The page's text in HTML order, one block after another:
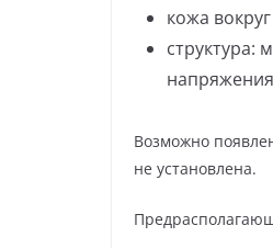
кожа
структура:
Возможно
не установлена.